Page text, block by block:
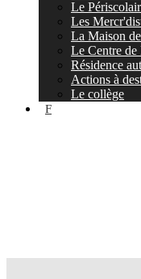
Le
Les
La Maison
Le Centre
Résidence
Actions à
Le collège
F